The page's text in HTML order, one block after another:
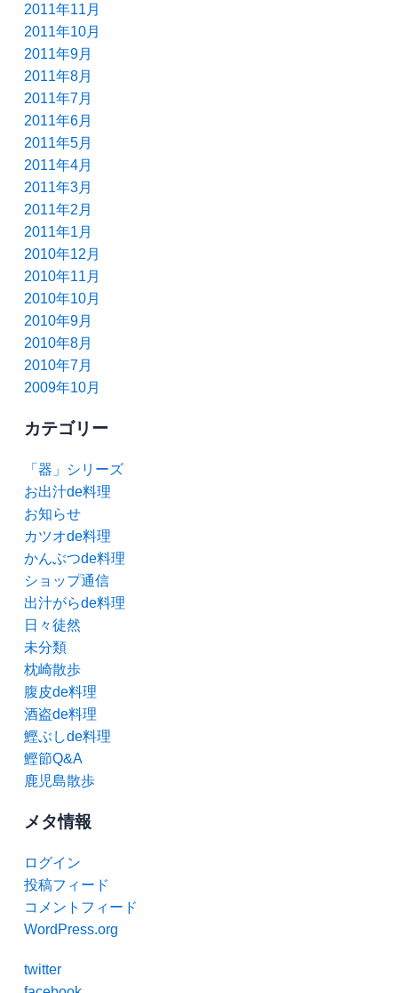
2011年11月
2011年10月
2011年9月
2011年8月
2011年7月
2011年6月
2011年5月
2011年4月
2011年3月
2011年2月
2011年1月
2010年12月
2010年11月
2010年10月
2010年9月
2010年8月
2010年7月
2009年10月
カテゴリー
「器」シリーズ
お出汁de料理
お知らせ
カツオde料理
かんぶつde料理
ショップ通信
出汁がらde料理
日々徒然
未分類
枕崎散歩
腹皮de料理
酒盗de料理
鰹ぶしde料理
鰹節Q&A
鹿児島散歩
メタ情報
ログイン
投稿フィード
コメントフィード
WordPress.org
twitter